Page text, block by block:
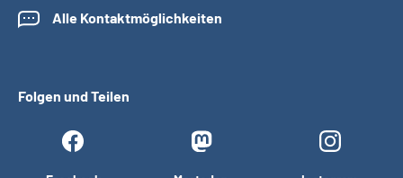
Alle Kontaktmöglichkeiten
Folgen und Teilen